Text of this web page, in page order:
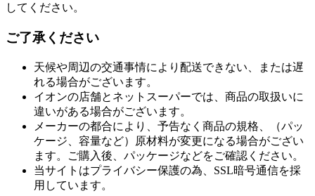
してください。
ご了承ください
天候や周辺の交通事情により配送できない、または遅
れる場合がございます。
イオンの店舗とネットスーパーでは、商品の取扱いに
違いがある場合がございます。
メーカーの都合により、予告なく商品の規格、（パッ
ケージ、容量など）原材料が変更になる場合がござい
ます。ご購入後、パッケージなどをご確認ください。
当サイトはプライバシー保護の為、SSL暗号通信を採
用しています。